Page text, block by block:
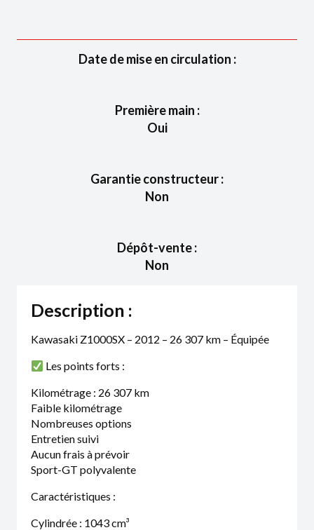
Date de mise en circulation :
Première main :
Oui
Garantie constructeur :
Non
Dépôt-vente :
Non
Description :
Kawasaki Z1000SX – 2012 – 26 307 km – Équipée
Les points forts :
Kilométrage : 26 307 km
Faible kilométrage
Nombreuses options
Entretien suivi
Aucun frais à prévoir
Sport-GT polyvalente
Caractéristiques :
Cylindrée : 1043 cm³